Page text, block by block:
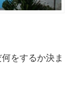
をするか決ま